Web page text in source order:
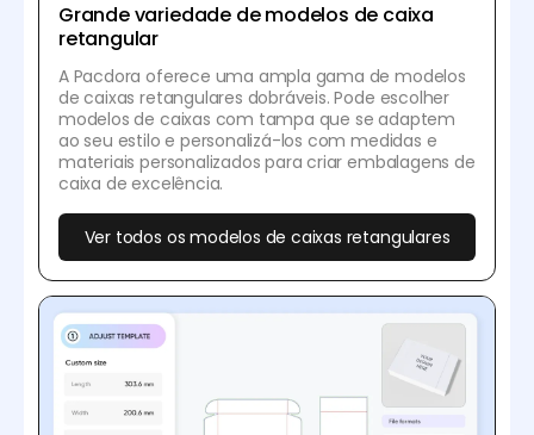
Grande variedade de modelos de caixa
retangular
A Pacdora oferece uma ampla gama de modelos
de caixas retangulares dobráveis. Pode escolher
modelos de caixas com tampa que se adaptem
ao seu estilo e personalizá-los com medidas e
materiais personalizados para criar embalagens de
caixa de excelência.
Ver todos os modelos de caixas retangulares